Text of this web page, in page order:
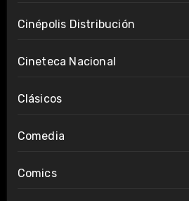
Cinépolis Distribución
Cineteca Nacional
Clásicos
Comedia
Comics